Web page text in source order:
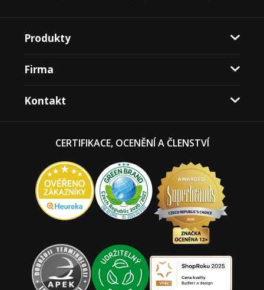
Produkty
Firma
Kontakt
CERTIFIKACE, OCENĚNÍ A ČLENSTVÍ